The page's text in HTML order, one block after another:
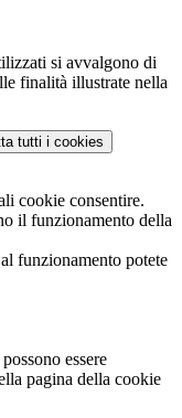
si avvalgono di
finalità illustrate nella
tutti i cookies
cookie consentire.
il funzionamento della
funzionamento potete
essere
pagina della cookie